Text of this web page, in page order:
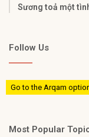
Sương toả một
Follow Us
Go to the Arqam
Most Popular